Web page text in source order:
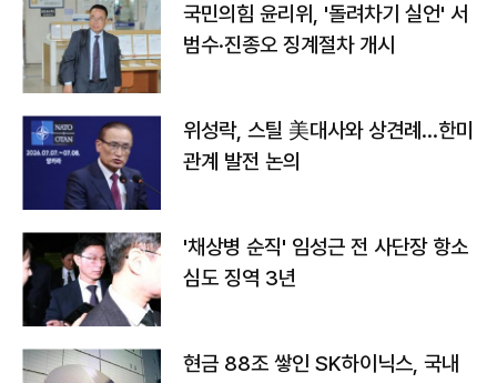
국민의힘 윤리위, '돌려차기 실언' 서
범수·진종오 징계절차 개시
위성락, 스틸 美대사와 상견례…한미
관계 발전 논의
'채상병 순직' 임성근 전 사단장 항소
심도 징역 3년
현금 88조 쌓인 SK하이닉스, 국내